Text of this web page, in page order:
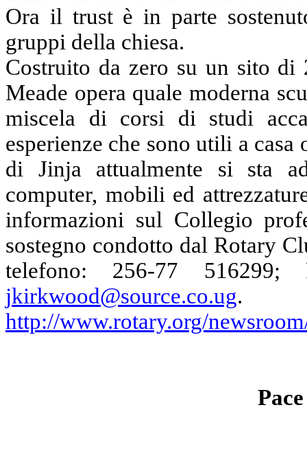
Ora il trust è in parte
gruppi della chiesa.
Costruito da zero su un sito
Meade opera quale moderna
miscela di corsi di studi
esperienze che sono utili a
di Jinja attualmente si sta
computer, mobili ed
informazioni sul Collegio
sostegno condotto dal Rotary
telefono: 256-77
jkirkwood@source.co.ug.
http://www.rotary.org/